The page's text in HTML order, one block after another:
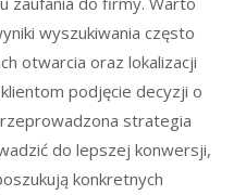
wyszukiwania często
otwarcia oraz lokalizacji
podjęcie decyzji o
strategia
do lepszej konwersji,
konkretnych